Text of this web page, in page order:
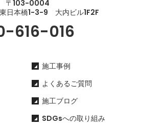
〒103-0004
日本橋1-3-9 大内ビル1F2F
616-016
施工事例
よくあるご質問
施工ブログ
SDGsへの取り組み